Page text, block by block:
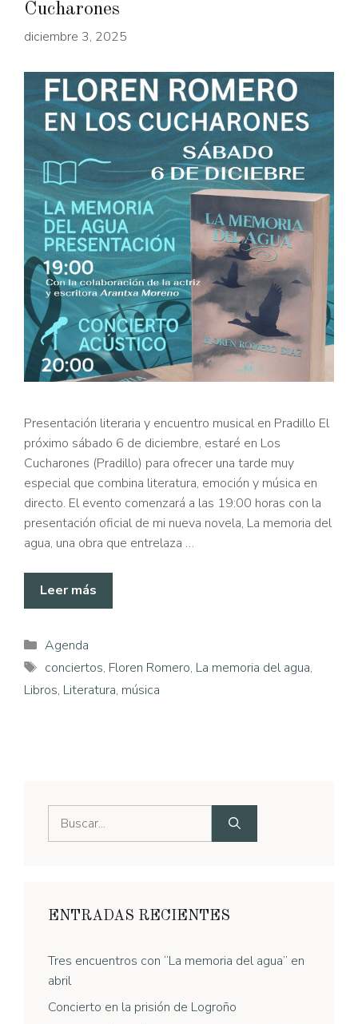
Cucharones
diciembre 3, 2025
Presentación literaria y encuentro musical en Pradillo El
próximo sábado 6 de diciembre, estaré en Los
Cucharones (Pradillo) para ofrecer una tarde muy
especial que combina literatura, emoción y música en
directo. El evento comenzará a las 19:00 horas con la
presentación oficial de mi nueva novela, La memoria del
agua, una obra que entrelaza …
Leer más
Categorías
Agenda
Etiquetas
conciertos, Floren Romero, La memoria del agua,
Libros, Literatura, música
ENTRADAS RECIENTES
Tres encuentros con “La memoria del agua” en
abril
Concierto en la prisión de Logroño